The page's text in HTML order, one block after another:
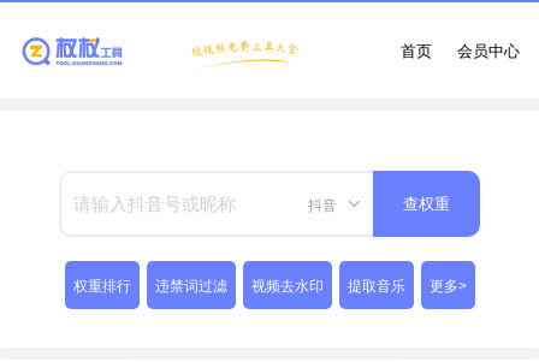
会员中心
首页
抖音 查权重
权重排行 违禁词过滤 视频去水印 提取音乐 更多>